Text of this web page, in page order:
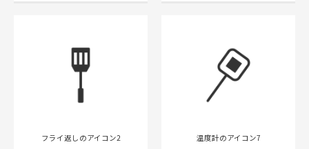
フライ返しのアイコン2 温度計のアイコン7